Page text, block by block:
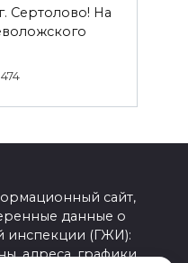
Сертолово! На
474
сайт,
данные о
инспекции (ГЖИ):
адреса, графики